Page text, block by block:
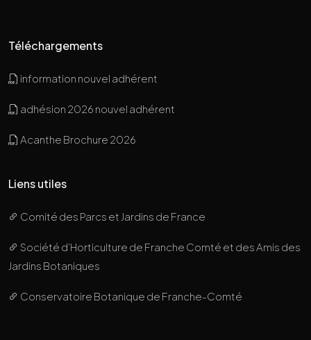
Téléchargements
information nouvel adhérent
adhésion 2026 nouvel adhérent
Acanthe Brochure 2026
Liens utiles
Comité des Parcs et Jardins de France
Société d’Horticulture de Franche Comté et des Amis des
Jardins Botaniques
Conservatoire Botanique de Franche-Comté